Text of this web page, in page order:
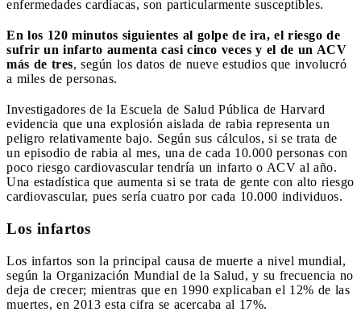
enfermedades cardíacas, son particularmente susceptibles.
En los 120 minutos siguientes al golpe de ira, el riesgo de
sufrir un infarto aumenta casi cinco veces y el de un ACV
más de tres, según los datos de nueve estudios que involucró
a miles de personas.
Investigadores de la Escuela de Salud Pública de Harvard
evidencia que una explosión aislada de rabia representa un
peligro relativamente bajo. Según sus cálculos, si se trata de
un episodio de rabia al mes, una de cada 10.000 personas con
poco riesgo cardiovascular tendría un infarto o ACV al año.
Una estadística que aumenta si se trata de gente con alto riesgo
cardiovascular, pues sería cuatro por cada 10.000 individuos.
Los infartos
Los infartos son la principal causa de muerte a nivel mundial,
según la Organización Mundial de la Salud, y su frecuencia no
deja de crecer; mientras que en 1990 explicaban el 12% de las
muertes, en 2013 esta cifra se acercaba al 17%.